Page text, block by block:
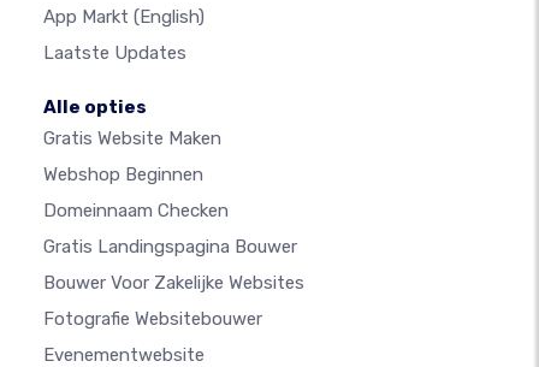
App Markt (English)
Laatste Updates
Alle opties
Gratis Website Maken
Webshop Beginnen
Domeinnaam Checken
Gratis Landingspagina Bouwer
Bouwer Voor Zakelijke Websites
Fotografie Websitebouwer
Evenementwebsite